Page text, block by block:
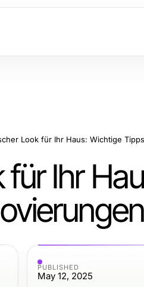
für Ihr
PUBLISHED
May 12, 2025